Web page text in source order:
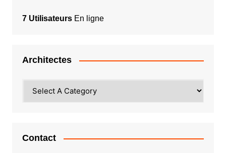
7 UtilisateursEn ligne
Architectes
Contact